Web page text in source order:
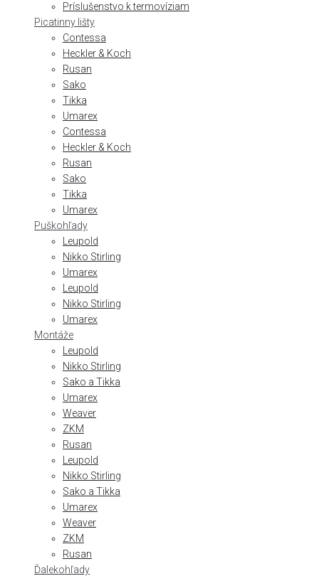
Príslušenstvo k termovíziam
Picatinny lišty
Contessa
Heckler & Koch
Rusan
Sako
Tikka
Umarex
Contessa
Heckler & Koch
Rusan
Sako
Tikka
Umarex
Puškohľady
Leupold
Nikko Stirling
Umarex
Leupold
Nikko Stirling
Umarex
Montáže
Leupold
Nikko Stirling
Sako a Tikka
Umarex
Weaver
ZKM
Rusan
Leupold
Nikko Stirling
Sako a Tikka
Umarex
Weaver
ZKM
Rusan
Ďalekohľady